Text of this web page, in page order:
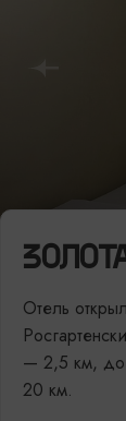
Отель
— 2,5 км, до
20 км.